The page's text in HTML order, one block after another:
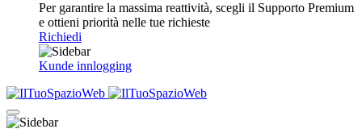
Per garantire la massima reattività, scegli il Supporto Premium
e ottieni priorità nelle tue richieste
Richiedi
Kunde innlogging